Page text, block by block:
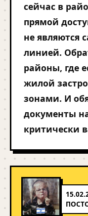
сейчас в
прямой
не являются
линией.
районы, где
жилой
зонами. И
документы
критически